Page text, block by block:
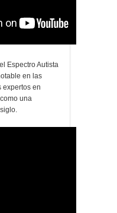
Espectro Autista
en las
expertos en
una